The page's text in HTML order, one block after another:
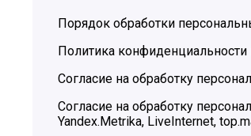
Порядок обработки
Политика
Согласие на обработку
Согласие на обработку
Yandex.Metrika, LiveInternet,